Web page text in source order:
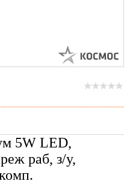
5W LED,
раб, з/у,